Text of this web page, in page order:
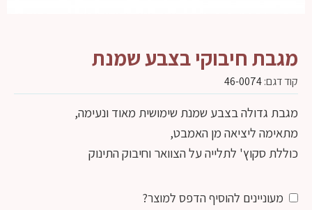
מגבת חיבוקי בצבע שמנת
קוד דגם:46-0074
מגבת גדולה בצבע שמנת שימושית מאוד ונעימה,
מתאימה ליציאה מן האמבט,
כוללת סקוץ' לתלייה על הצוואר וחיבוק התינוק
מעוניינים להוסיף הדפס למוצר?